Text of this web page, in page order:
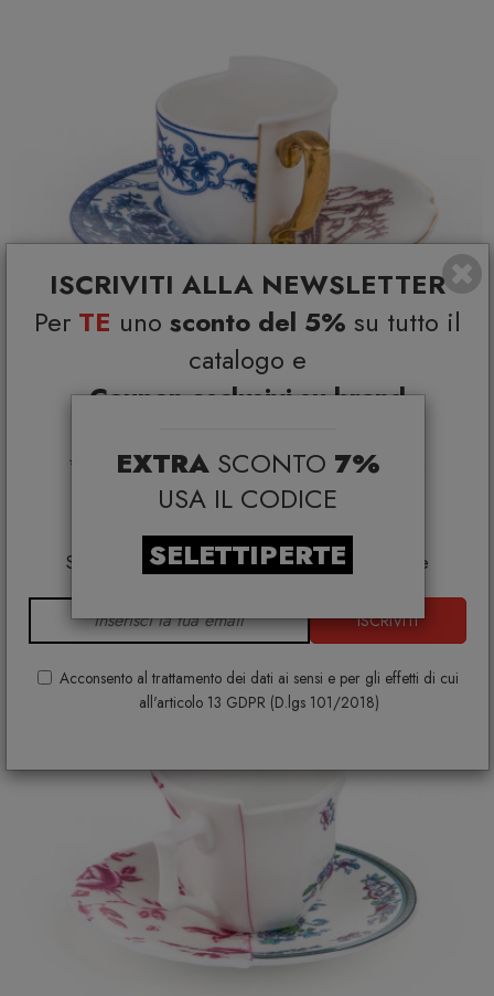
ISCRIVITI ALLA NEWSLETTER
Per TE uno sconto del 5% su tutto il
catalogo e
Coupon esclusivi su brand
*Coupon non cumulabile con altre promo e non
applicabile su:
Smeg, Bontempi Casa, Samsonite, BBB Italia,
Franke, Gufram, Memphis, Plust, Gervasoni,
Samsung, Faber, Dunavox, Zafferano, VG, Slide
ISCRIVITI
Acconsento al trattamento dei dati ai sensi e per gli effetti di cui
all'articolo 13 GDPR (D.lgs 101/2018)
EXTRA SCONTO 7%
USA IL CODICE
SELETTIPERTE
Hybrid Eufemia Tazzina da caffè Seletti